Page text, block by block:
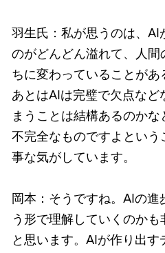
羽生氏：私が思うのは、AI
のがどんどん溢れて、人間
ちに変わっていることがあ
あとはAIは完璧で欠点など
まうことは結構あるのか
不完全なものですよとい
事な気がしています。
岡本：そうですね。AIの
う形で理解していくのか
と思います。AIが作り出